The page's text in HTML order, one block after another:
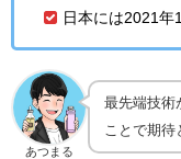
日本には2021年
あつまる
最先端技術
ことで期待